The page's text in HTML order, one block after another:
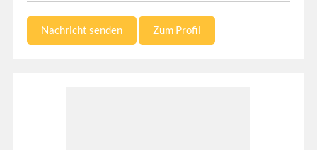
Nachricht senden Zum Profil